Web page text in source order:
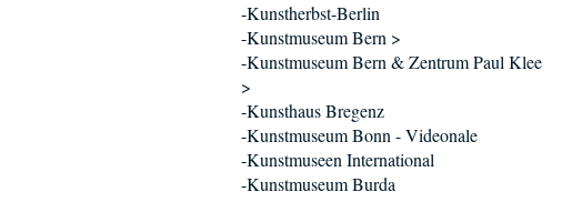
-Kunstherbst-Berlin
-Kunstmuseum Bern >
-Kunstmuseum Bern & Zentrum Paul Klee
>
-Kunsthaus Bregenz
-Kunstmuseum Bonn - Videonale
-Kunstmuseen International
-Kunstmuseum Burda